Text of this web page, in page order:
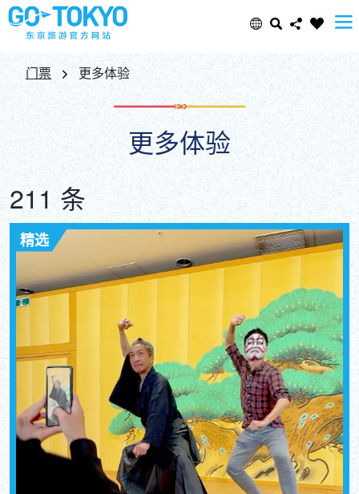
Select Language
日本語
ENGLISH
中文(简体)
中文(繁體/正體)
한글
DEUTSCH
ITALIANO
ESPAÑOL
Share this page
Email
门票 更多体验
更多体验
211 条
精选